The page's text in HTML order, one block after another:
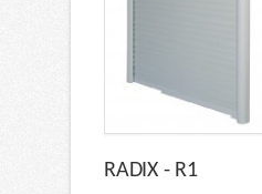
RADIX - R1